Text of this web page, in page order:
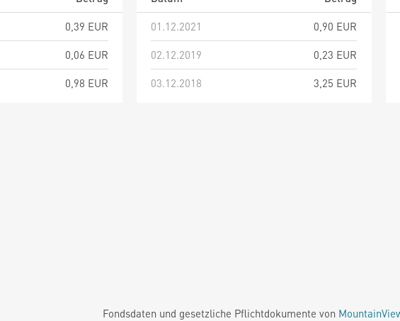
0,39 EUR
0,06 EUR
0,98 EUR
01.12.2021
0,90 EUR
02.12.2019
0,23 EUR
03.12.2018
3,25 EUR
Fondsdaten und gesetzliche Pflichtdokumente von